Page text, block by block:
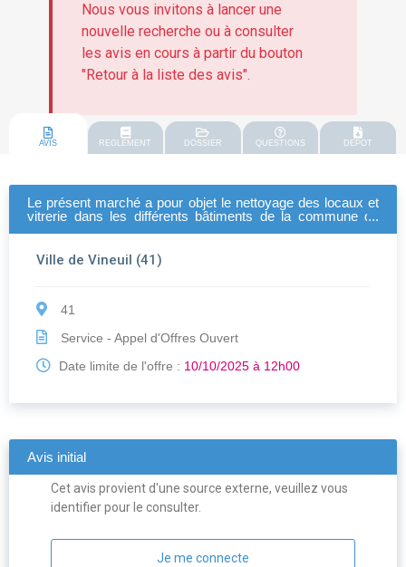
Nous vous invitons à lancer une
nouvelle recherche ou à consulter
les avis en cours à partir du bouton
"Retour à la liste des avis".
AVIS REGLEMENT DOSSIER QUESTIONS DEPOT
Le présent marché a pour objet le nettoyage des locaux et
vitrerie dans les différents bâtiments de la commune de
Ville de Vineuil (41)
41
Service - Appel d'Offres Ouvert
Date limite de l'offre : 10/10/2025 à 12h00
Avis initial
Cet avis provient d'une source externe, veuillez vous
identifier pour le consulter.
Je me connecte